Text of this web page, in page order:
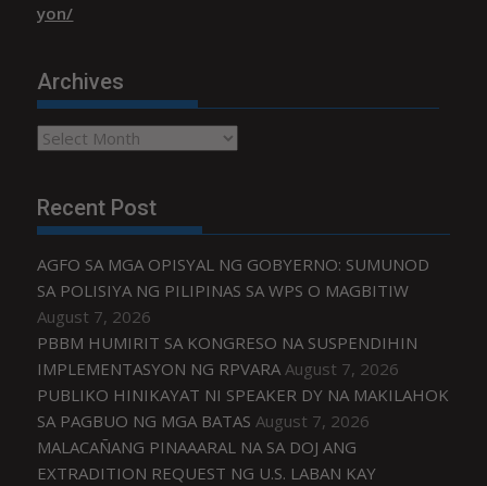
yon/
Archives
Archives
Recent Post
AGFO SA MGA OPISYAL NG GOBYERNO: SUMUNOD
SA POLISIYA NG PILIPINAS SA WPS O MAGBITIW
August 7, 2026
PBBM HUMIRIT SA KONGRESO NA SUSPENDIHIN
IMPLEMENTASYON NG RPVARA August 7, 2026
PUBLIKO HINIKAYAT NI SPEAKER DY NA MAKILAHOK
SA PAGBUO NG MGA BATAS August 7, 2026
MALACAÑANG PINAAARAL NA SA DOJ ANG
EXTRADITION REQUEST NG U.S. LABAN KAY